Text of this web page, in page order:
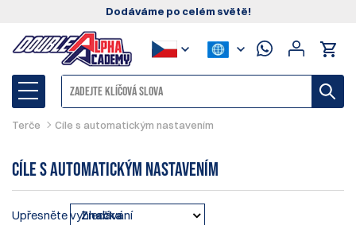
Dodáváme po celém světě!
Terče Cíle s automatickým nastavením
Cíle s automatickým nastavením
Upřesněte vyhledávání
Značka